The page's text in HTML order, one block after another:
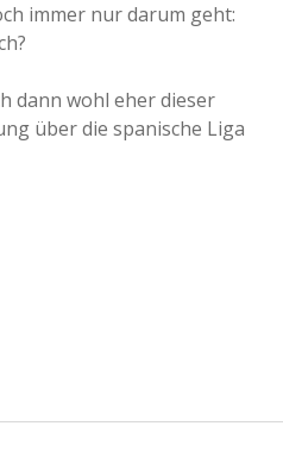
immer nur darum geht:
dann wohl eher dieser
über die spanische Liga